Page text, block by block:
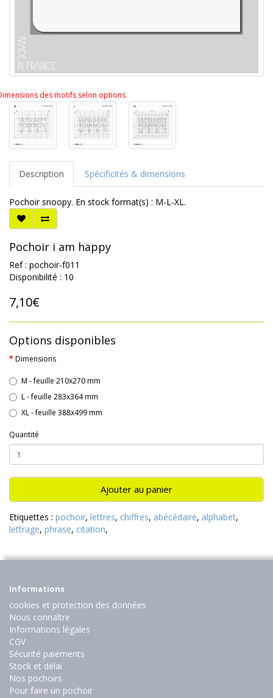
des motifs selon options
Description Spécificités & dimensions
Pochoir snoopy. En stock format(s) : M-L-XL.
Pochoir i am happy
Ref : pochoir-f011
Disponibilité : 10
7,10€
Options disponibles
Dimensions
M - feuille 210x270 mm
L - feuille 283x364 mm
XL - feuille 388x499 mm
Quantité
Ajouter au panier
Etiquettes : pochoir, lettres, chiffres, abécédaire, alphabet,
lettrage, phrase, citation,
Informations
cookies et protection des données
Nous connaître
Informations légales
CGV
Sécurité paiements
Stock et délai
Nos pochoirs
Pour faire un pochoir